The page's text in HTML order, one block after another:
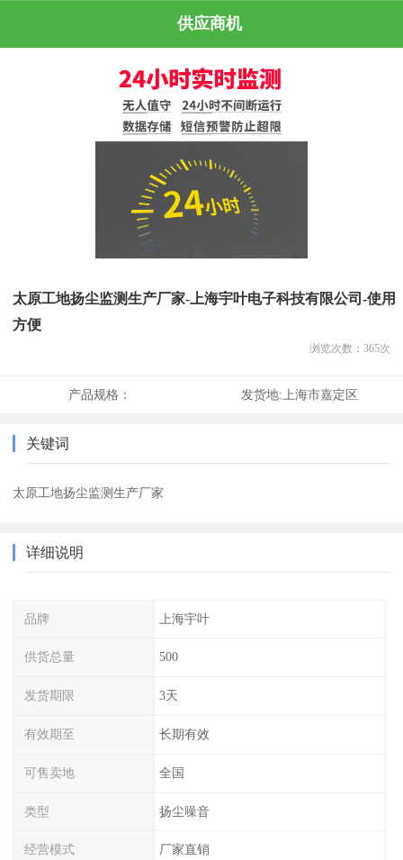
供应商机
太原工地扬尘监测生产厂家-上海宇叶电子科技有限公司-使用
方便
浏览次数： 365次
产品规格： 发货地:上海市嘉定区
关键词
太原工地扬尘监测生产厂家
详细说明
品牌 上海宇叶
供货总量 500
发货期限 3天
有效期至 长期有效
可售卖地 全国
类型 扬尘噪音
经营模式 厂家直销